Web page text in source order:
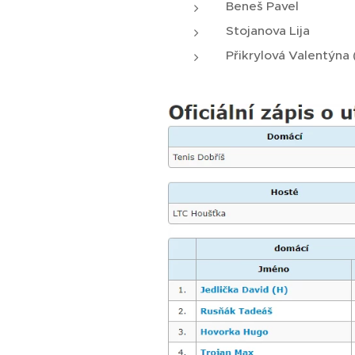
Beneš Pavel
Stojanova Lija
Přikrylová Valentýna